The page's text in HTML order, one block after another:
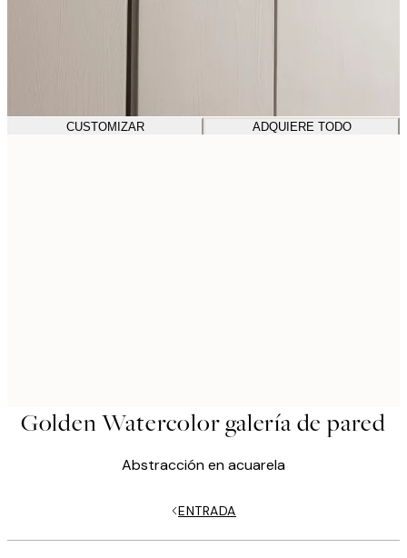
CUSTOMIZAR ADQUIERE TODO
Golden Watercolor galería de pared
Abstracción en acuarela
ENTRADA